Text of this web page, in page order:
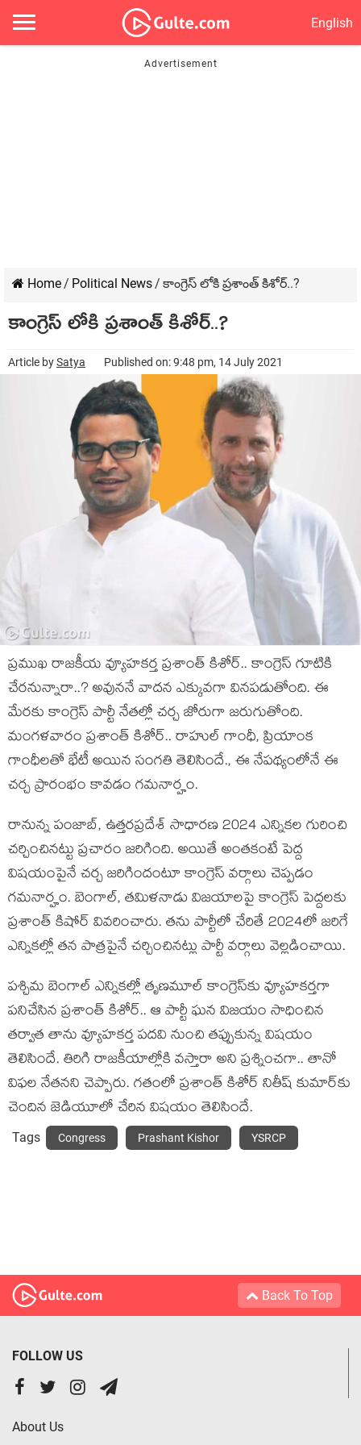
English
Home/ Political News/ కాంగ్రెస్ లోకి ప్రశాంత్ కిశోర్..?
కాంగ్రెస్ లోకి ప్రశాంత్ కిశోర్..?
Article bySatya Published on: 9:48 pm, 14 July 2021
ప్రముఖ రాజకీయ వ్యూహకర్త ప్రశాంత్ కిశోర్.. కాంగ్రెస్ గూటికి
చేరనున్నారా..? అవుననే వాదన ఎక్కువగా వినపడుతోంది. ఈ
మేరకు కాంగ్రెస్ పార్టీ నేతల్లో చర్చ జోరుగా జరుగుతోంది.
మంగళవారం ప్రశాంత్ కిశోర్.. రాహుల్ గాంధీ, ప్రియాంక
గాంధీలతో భేటీ అయిన సంగతి తెలిసిందే., ఈ నేపథ్యంలోనే ఈ
చర్చ ప్రారంభం కావడం గమనార్హం.
రానున్న పంజాబ్, ఉత్తరప్రదేశ్ సాధారణ 2024 ఎన్నికల గురించి
చర్చించినట్టు ప్రచారం జరిగింది. అయితే అంతకంటే పెద్ద
విషయంపైనే చర్చ జరిగిందంటూ కాంగ్రెస్ వర్గాలు చెప్ప‌డం
గ‌మ‌నార్హం. బెంగాల్, తమిళనాడు విజయాలపై కాంగ్రెస్ పెద్దలకు
ప్రశాంత్ కిషోర్ వివరించారు. తను పార్టీలో చేరితే 2024లో జరిగే
ఎన్నికల్లో తన పాత్రపైనే చర్చించినట్లు పార్టీ వర్గాలు వెల్లడించాయి.
పశ్చిమ బెంగాల్ ఎన్నిక‌ల్లో తృణ‌మూల్ కాంగ్రెస్‌కు వ్యూహ‌క‌ర్త‌గా
పనిచేసిన ప్రశాంత్ కిశోర్.. ఆ పార్టీ ఘ‌న విజ‌యం సాధించిన
త‌ర్వాత తాను వ్యూహ‌క‌ర్త ప‌ద‌వి నుంచి త‌ప్పుకున్న విష‌యం
తెలిసిందే. తిరిగి రాజ‌కీయాల్లోకి వ‌స్తారా అని ప్ర‌శ్నించ‌గా.. తానో
విఫ‌ల నేత‌న‌ని చెప్పారు. గతంలో ప్రశాంత్ కిశోర్ నితీష్ కుమార్‌కు
చెందిన జెడియూలో చేరిన విష‌యం తెలిసిందే.
Tags Congress Prashant Kishor YSRCP
Back To Top
FOLLOW US
About Us